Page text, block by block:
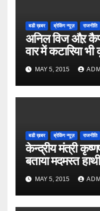
बडी ख़बर ब्रेकिंग न्यूज़ राजनीति
अनिल विज औऱ
वार में कटारिया
MAY 5, 2015
बडी ख़बर ब्रेकिंग न्यूज़ राजनीति
केन्द्रीय मंत्री
बताया मदमस्त हाथी
MAY 5, 2015